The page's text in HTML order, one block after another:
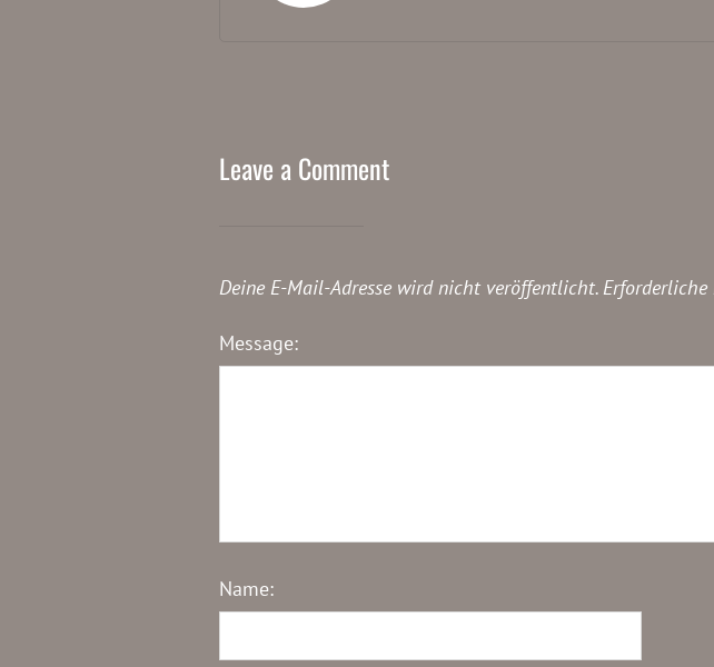
Leave a Comment
Deine E-Mail-Adresse wird nicht veröffentlicht.
Message:
Name: